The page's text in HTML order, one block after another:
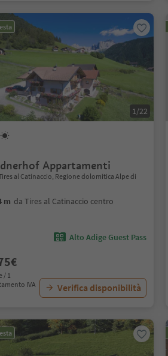
1/22
Appartamenti
al Catinaccio, Regione dolomitica Alpe di
m da Tires al Catinaccio centro
Alto Adige Guest Pass
/ 1
IVA
Verifica disponibilità